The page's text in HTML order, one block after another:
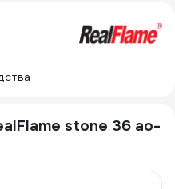
stone 36 ao-